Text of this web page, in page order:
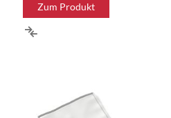
Zum Produkt